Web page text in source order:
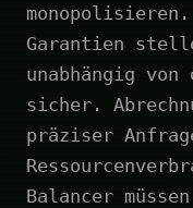
Garantien
unabhängig von
sicher.
präziser
Balancer